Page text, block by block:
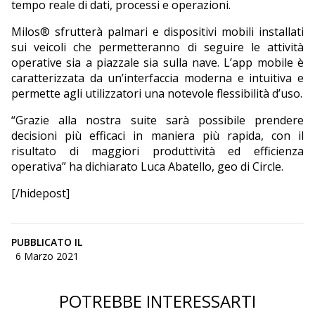
tempo reale di dati, processi e operazioni.
Milos® sfrutterà palmari e dispositivi mobili installati
sui veicoli che permetteranno di seguire le attività
operative sia a piazzale sia sulla nave. L’app mobile è
caratterizzata da un’interfaccia moderna e intuitiva e
permette agli utilizzatori una notevole flessibilità d’uso.
“Grazie alla nostra suite sarà possibile prendere
decisioni più efficaci in maniera più rapida, con il
risultato di maggiori produttività ed efficienza
operativa” ha dichiarato Luca Abatello, geo di Circle.
[/hidepost]
PUBBLICATO IL
6 Marzo 2021
POTREBBE INTERESSARTI